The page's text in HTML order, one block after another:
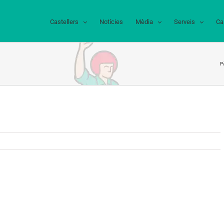
Castellers Notícies Mèdia Serveis